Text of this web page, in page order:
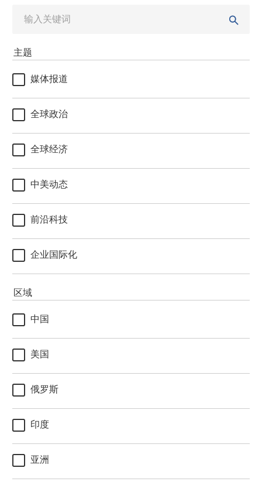
主题
媒体报道
全球政治
全球经济
中美动态
前沿科技
企业国际化
区域
中国
美国
俄罗斯
印度
亚洲